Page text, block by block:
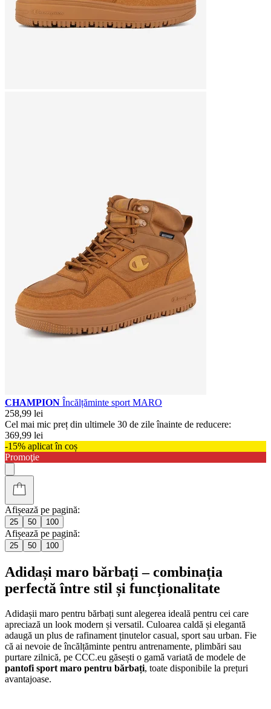
CHAMPION Încălțăminte sport MARO
258,99 lei
Cel mai mic preț din ultimele 30 de zile înainte de reducere:
369,99 lei
-15% aplicat în coș
Promoţie
Afișează pe pagină:
25 50 100
Afișează pe pagină:
25 50 100
Adidași maro bărbați – combinația
perfectă între stil și funcționalitate
Adidașii maro pentru bărbați sunt alegerea ideală pentru cei care
apreciază un look modern și versatil. Culoarea caldă și elegantă
adaugă un plus de rafinament ținutelor casual, sport sau urban. Fie
că ai nevoie de încălțăminte pentru antrenamente, plimbări sau
purtare zilnică, pe CCC.eu găsești o gamă variată de modele de
pantofi sport maro pentru bărbați, toate disponibile la prețuri
avantajoase.